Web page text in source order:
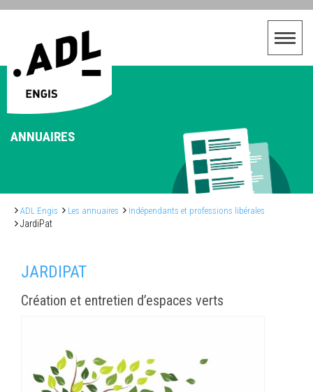
ANNUAIRES
ADL Engis Les annuaires Indépendants et professions libérales
JardiPat
JARDIPAT
Création et entretien d’espaces verts